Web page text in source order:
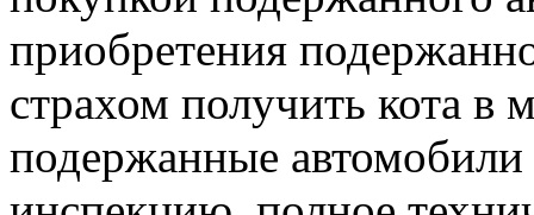
приобретения
страхом получить кота
подержанные